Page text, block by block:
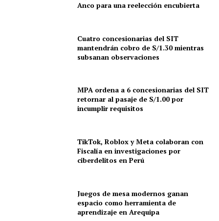
Anco para una reelección encubierta
Cuatro concesionarias del SIT
mantendrán cobro de S/1.30 mientras
subsanan observaciones
MPA ordena a 6 concesionarias del SIT
retornar al pasaje de S/1.00 por
incumplir requisitos
TikTok, Roblox y Meta colaboran con
Fiscalía en investigaciones por
ciberdelitos en Perú
Juegos de mesa modernos ganan
espacio como herramienta de
aprendizaje en Arequipa